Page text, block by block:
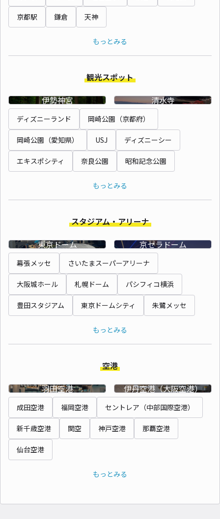
京都駅 鎌倉 天神
もっとみる
観光スポット
伊勢神宮
清水寺
ディズニーランド 岡崎公園（京都府）
岡崎公園（愛知県） USJ ディズニーシー
エキスポシティ 奈良公園 昭和記念公園
もっとみる
スタジアム・アリーナ
東京ドーム
京セラドーム
幕張メッセ さいたまスーパーアリーナ
大阪城ホール 札幌ドーム パシフィコ横浜
豊田スタジアム 東京ドームシティ 朱鷺メッセ
もっとみる
空港
羽田空港
伊丹空港（大阪空港）
成田空港 福岡空港 セントレア（中部国際空港）
新千歳空港 関空 神戸空港 那覇空港
仙台空港
もっとみる